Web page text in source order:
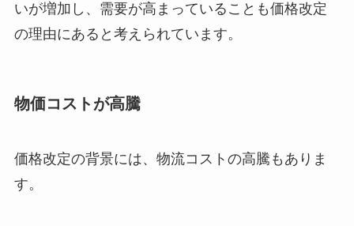
いが増加し、需要が高まっていることも価格改定
の理由にあると考えられています。
物価コストが高騰
価格改定の背景には、物流コストの高騰もありま
す。